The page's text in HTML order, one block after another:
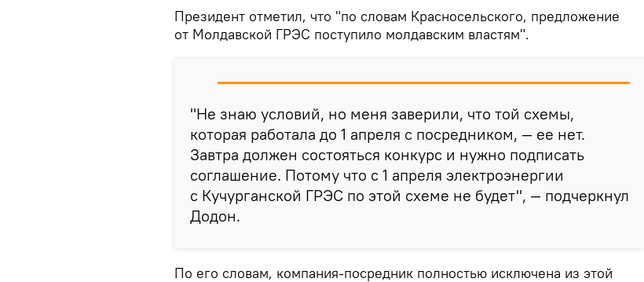
Президент отметил, что "по словам Красносельского, предложение
от Молдавской ГРЭС поступило молдавским властям".
"Не знаю условий, но меня заверили, что той схемы,
которая работала до 1 апреля с посредником, — ее нет.
Завтра должен состояться конкурс и нужно подписать
соглашение. Потому что с 1 апреля электроэнергии
с Кучурганской ГРЭС по этой схеме не будет", — подчеркнул
Додон.
По его словам, компания-посредник полностью исключена из этой